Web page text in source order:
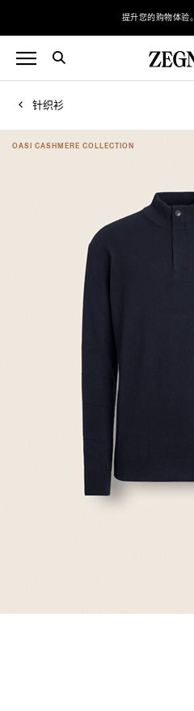
提升您的购物体验。
针织衫
OASI CASHMERE COLLECTION